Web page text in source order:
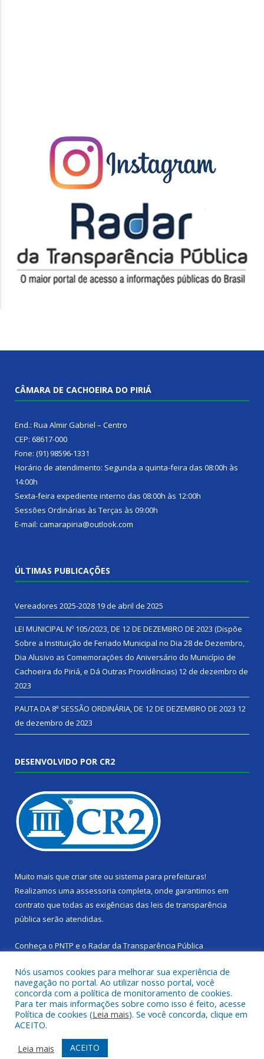
CÂMARA DE CACHOEIRA DO PIRIÁ
End.: Rua Almir Gabriel – Centro
CEP: 68617-000
Fone: (91) 98596-1331
Horário de atendimento: Segunda a quinta-feira das 08:00h às
14:00h
Sexta-feira expediente interno das 08:00h às 12:00h
Sessões Ordinárias às Terças às 09:00h
E-mail: camarapiria@outlook.com
ÚLTIMAS PUBLICAÇÕES
Vereadores 2025-2028 19 de abril de 2025
LEI MUNICIPAL Nº 105/2023, DE 12 DE DEZEMBRO DE 2023 (Dispõe
Sobre a Instituição de Feriado Municipal no Dia 28 de Dezembro,
Dia Alusivo as Comemorações do Aniversário do Município de
Cachoeira do Piriá, e Dá Outras Providências) 12 de dezembro de
2023
PAUTA DA 8ª SESSÃO ORDINÁRIA, DE 12 DE DEZEMBRO DE 2023 12
de dezembro de 2023
DESENVOLVIDO POR CR2
Muito mais que criar site ou sistema para prefeituras!
Realizamos uma assessoria completa, onde garantimos em
contrato que todas as exigências das leis de transparência
pública serão atendidas.
Conheça o PNTP e o Radar da Transparência Pública
Todos os direitos reservados a Câmara Municipal de Cachoeira
do Piriá.
Mapa do Site
Acessar Área Administrativa
Nós usamos cookies para melhorar sua experiência de
navegação no portal. Ao utilizar nosso portal, você
concorda com a política de monitoramento de cookies.
Para ter mais informações sobre como isso é feito, acesse
Política de cookies (Leia mais). Se você concorda, clique em
ACEITO.
Leia mais
ACEITO